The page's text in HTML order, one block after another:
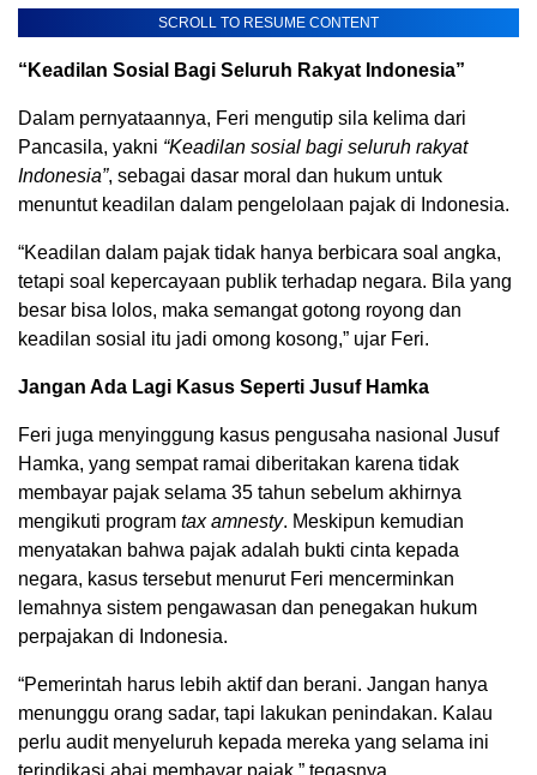
SCROLL TO RESUME CONTENT
“Keadilan Sosial Bagi Seluruh Rakyat Indonesia”
Dalam pernyataannya, Feri mengutip sila kelima dari
Pancasila, yakni “Keadilan sosial bagi seluruh rakyat
Indonesia”, sebagai dasar moral dan hukum untuk
menuntut keadilan dalam pengelolaan pajak di Indonesia.
“Keadilan dalam pajak tidak hanya berbicara soal angka,
tetapi soal kepercayaan publik terhadap negara. Bila yang
besar bisa lolos, maka semangat gotong royong dan
keadilan sosial itu jadi omong kosong,” ujar Feri.
Jangan Ada Lagi Kasus Seperti Jusuf Hamka
Feri juga menyinggung kasus pengusaha nasional Jusuf
Hamka, yang sempat ramai diberitakan karena tidak
membayar pajak selama 35 tahun sebelum akhirnya
mengikuti program tax amnesty. Meskipun kemudian
menyatakan bahwa pajak adalah bukti cinta kepada
negara, kasus tersebut menurut Feri mencerminkan
lemahnya sistem pengawasan dan penegakan hukum
perpajakan di Indonesia.
“Pemerintah harus lebih aktif dan berani. Jangan hanya
menunggu orang sadar, tapi lakukan penindakan. Kalau
perlu audit menyeluruh kepada mereka yang selama ini